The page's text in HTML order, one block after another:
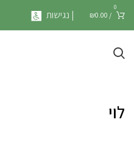
0
/
₪0.00 | נגישות
לוי